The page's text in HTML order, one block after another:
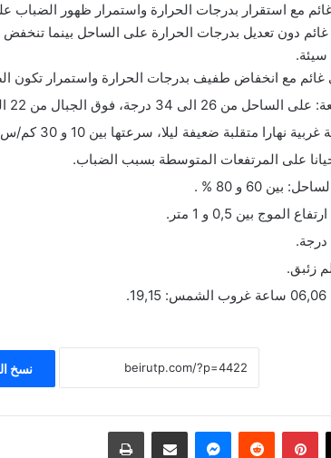
غائم مع استقرار بدرجات الحرارة واستمرار ظهور الضباب
غائم دون تعديل بدرجات الحرارة على الساحل بينما
سيئة.
غائم مع انخفاض طفيف بدرجات الحرارة واستمرار تكون
من 22 الى 29 درجة، في الداخل من 18 الى 34 درجة.
نهارا متقلبة ضعيفة ليلا، سرعتها بين 10 و 30 كم/س.
على المرتفعات المتوسطة بسبب الضباب.
60 و 80 % .
الموج بين 0,5 و 1 متر.
نسخ
‫X بينتيريست
‏Reddit ماسنجر مشاركة عبر البريد طباعة